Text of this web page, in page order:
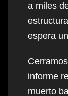
a miles
espera
informe
muerto